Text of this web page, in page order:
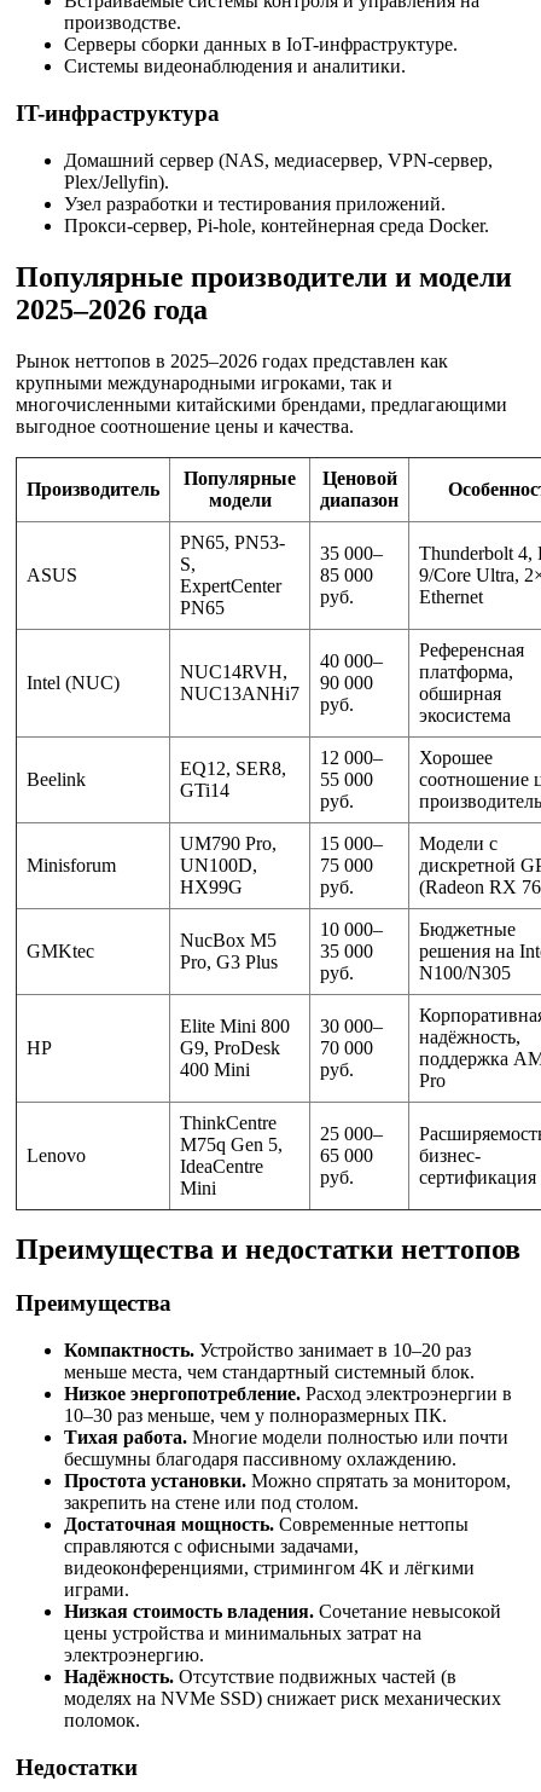
производстве.
Серверы сборки данных в IoT-инфраструктуре.
Системы видеонаблюдения и аналитики.
IT-инфраструктура
Домашний сервер (NAS, медиасервер, VPN-сервер,
Plex/Jellyfin).
Узел разработки и тестирования приложений.
Прокси-сервер, Pi-hole, контейнерная среда Docker.
Популярные производители и модели
2025–2026 года
Рынок неттопов в 2025–2026 годах представлен как
крупными международными игроками, так и
многочисленными китайскими брендами, предлагающими
выгодное соотношение цены и качества.
Производитель
Популярные
модели
Ценовой
диапазон
ASUS
PN65, PN53-
S,
ExpertCenter
PN65
35 000–
85 000
руб.
Thunderbolt 4,
9/Core Ultra,
Ethernet
Intel (NUC)
NUC14RVH,
NUC13ANHi7
40 000–
90 000
руб.
Референсная
платформа,
обширная
экосистема
Beelink
EQ12, SER8,
GTi14
12 000–
55 000
руб.
Хорошее
соотношение
Minisforum
UM790 Pro,
UN100D,
HX99G
15 000–
75 000
руб.
Модели с
дискретной
(Radeon RX
GMKtec
NucBox M5
Pro, G3 Plus
10 000–
35 000
руб.
Бюджетные
решения на
N100/N305
HP
Elite Mini 800
G9, ProDesk
400 Mini
30 000–
70 000
руб.
надёжность,
поддержка
Pro
Lenovo
ThinkCentre
M75q Gen 5,
IdeaCentre
Mini
25 000–
65 000
руб.
бизнес-
сертификация
Преимущества и недостатки неттопов
Преимущества
Компактность. Устройство занимает в 10–20 раз
меньше места, чем стандартный системный блок.
Низкое энергопотребление. Расход электроэнергии в
10–30 раз меньше, чем у полноразмерных ПК.
Тихая работа. Многие модели полностью или почти
бесшумны благодаря пассивному охлаждению.
Простота установки. Можно спрятать за монитором,
закрепить на стене или под столом.
Достаточная мощность. Современные неттопы
справляются с офисными задачами,
видеоконференциями, стримингом 4K и лёгкими
играми.
Низкая стоимость владения. Сочетание невысокой
цены устройства и минимальных затрат на
электроэнергию.
Надёжность. Отсутствие подвижных частей (в
моделях на NVMe SSD) снижает риск механических
поломок.
Недостатки